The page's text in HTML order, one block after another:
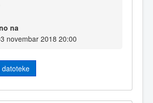
na
novembar 2018 20:00
datoteke